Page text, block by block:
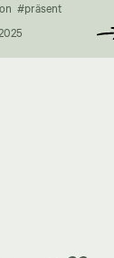
#präsent